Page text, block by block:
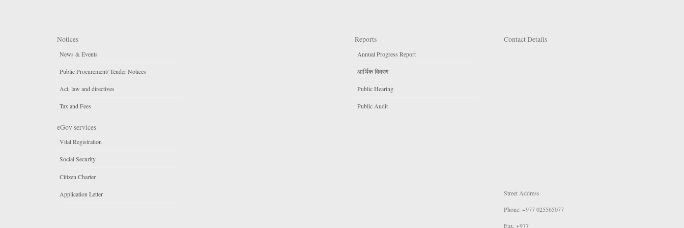
Notices
News & Events
Public Procurement/ Tender Notices
Act, law and directives
Tax and Fees
eGov services
Vital Registration
Social Security
Citizen Charter
Application Letter
Reports
Annual Progress Report
आर्थिक विवरण
Public Hearing
Public Audit
Contact Details
Street Address
Phone: +977 025565077
Fax: +977